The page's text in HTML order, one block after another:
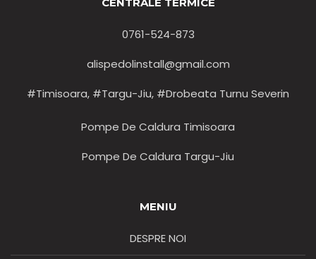
0761-524-873
alispedolinstall@gmail.com
#Timisoara, #Targu-Jiu, #Drobeata Turnu Severin
Pompe De Caldura Timisoara
Pompe De Caldura Targu-Jiu
MENIU
DESPRE NOI